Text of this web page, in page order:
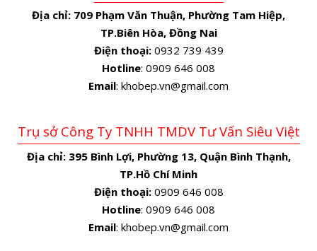
Địa chỉ: 709 Phạm Văn Thuận, Phường Tam Hiệp,
TP.Biên Hòa, Đồng Nai
Điện thoại:0932 739 439
Hotline: 0909 646 008
Email: khobep.vn@gmail.com
Trụ sở Công Ty TNHH TMDV Tư Vấn Siêu Việt
Địa chỉ: 395 Bình Lợi, Phường 13, Quận Bình Thạnh,
TP.Hồ Chí Minh
Điện thoại:0909 646 008
Hotline: 0909 646 008
Email: khobep.vn@gmail.com